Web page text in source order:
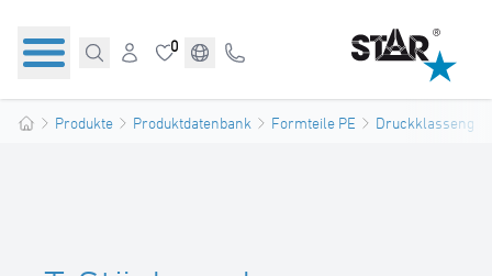
0
Produkte Produktdatenbank Formteile PE